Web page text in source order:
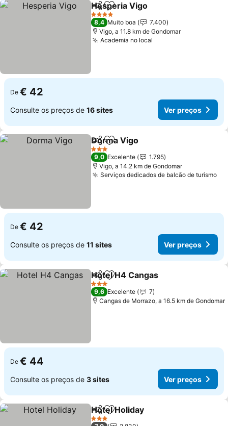
PartilharAdicionar aos favoritos
Hesperia Vigo
4 Estrelas
8,4 Muito boa
7.400
Vigo, a 11.8 km de Gondomar
Academia no local
De € 42
Consulte os preços de 16 sites Ver preços
PartilharAdicionar aos favoritos
Dorma Vigo
3 Estrelas
9,0 Excelente
1.795
Vigo, a 14.2 km de Gondomar
Serviços dedicados de balcão de turismo
De € 42
Consulte os preços de 11 sites Ver preços
PartilharAdicionar aos favoritos
Hotel H4 Cangas
3 Estrelas
9,6 Excelente
7
Cangas de Morrazo, a 16.5 km de Gondomar
De € 44
Consulte os preços de 3 sites Ver preços
PartilharAdicionar aos favoritos
Hotel Holiday
3 Estrelas